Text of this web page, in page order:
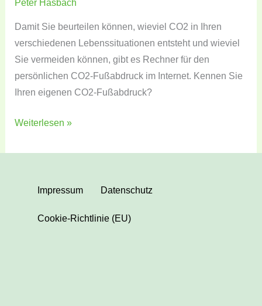
Peter Hasbach
Damit Sie beurteilen können, wieviel CO2 in Ihren
verschiedenen Lebenssituationen entsteht und wieviel
Sie vermeiden können, gibt es Rechner für den
persönlichen CO2-Fußabdruck im Internet. Kennen Sie
Ihren eigenen CO2-Fußabdruck?
Weiterlesen »
Impressum Datenschutz
Cookie-Richtlinie (EU)